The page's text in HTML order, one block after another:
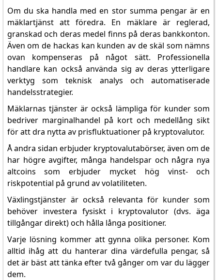
Om du ska handla med en stor summa pengar är en
mäklartjänst att föredra. En mäklare är reglerad,
granskad och deras medel finns på deras bankkonton.
Även om de hackas kan kunden av de skäl som nämns
ovan kompenseras på något sätt. Professionella
handlare kan också använda sig av deras ytterligare
verktyg som teknisk analys och automatiserade
handelsstrategier.
Mäklarnas tjänster är också lämpliga för kunder som
bedriver marginalhandel på kort och medellång sikt
för att dra nytta av prisfluktuationer på kryptovalutor.
Å andra sidan erbjuder kryptovalutabörser, även om de
har högre avgifter, många handelspar och några nya
altcoins som erbjuder mycket hög vinst- och
riskpotential på grund av volatiliteten.
Växlingstjänster är också relevanta för kunder som
behöver investera fysiskt i kryptovalutor (dvs. äga
tillgångar direkt) och hålla långa positioner.
Varje lösning kommer att gynna olika personer. Kom
alltid ihåg att du hanterar dina värdefulla pengar, så
det är bäst att tänka efter två gånger om var du lägger
dem.